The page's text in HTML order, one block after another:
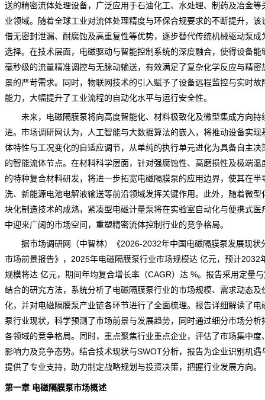
送的精密流体处理设备，广泛应用于石油化工、水处理、制药及冶金等
业领域。随着全球工业对流体处理精度与环保合规要求的不断提升，该
借无密封泄漏、耐腐蚀及高重复性等优势，逐步替代传统机械驱动泵成
选择。在技术层面，电磁驱动与智能控制系统的深度融合，使得设备能
毫秒级的流量精准调控与无脉动输送，有效满足了复杂化学反应与精密
景的严苛需求。同时，物联网技术的引入赋予了设备远程监控与实时故
能力，大幅提升了工业流程的自动化水平与运行安全性。
未来，电磁隔膜泵将向高度智能化、材料极致化及微型集成方向持
进。 市场调研网认为，人工智能与大数据算法的嵌入，将推动设备实现
体特性与工况变化的自适应调节，从单纯的执行单元进化为具备自主决
的智能流体节点。在材料科学层面，针对强腐蚀性、高磨损性及极端温
的特种复合材料研发，将进一步拓宽电磁隔膜泵的应用边界，使其在半
洗、新能源电池电解液输送等前沿领域发挥关键作用。此外，随着微型
块化制造技术的成熟，紧凑型电磁计量泵将在实验室自动化与便携式医
中迎来广阔的市场空间，重塑精密流体控制行业的竞争格局。
据市场调研网（中智林）《2026-2032年中国电磁隔膜泵发展现状
市场前景报告》，2025年电磁隔膜泵行业市场规模达 亿元，预计2032
规模将达 亿元，期间年均复合增长率（CAGR）达 %。报告采用定量
结合的研究方法，系统分析了电磁隔膜泵行业的市场规模、需求动态及
化，并对电磁隔膜泵产业链各环节进行了全面梳理。报告详细解读了电
泵行业现状，科学预测了市场前景与发展趋势，同时通过细分市场分析
各领域的竞争格局。同时，重点聚焦行业重点企业，评估了市场集中度
影响力及竞争态势。结合技术现状与SWOT分析，报告为企业识别机遇
提供了专业支持，助力制定战略规划与投资决策，把握行业发展方向。
第一章 电磁隔膜泵市场概述